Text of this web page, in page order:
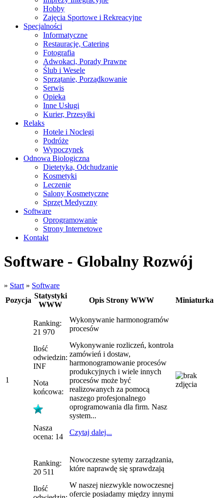
Hobby
Zajęcia Sportowe i Rekreacyjne
Specjalności
Informatyczne
Restauracje, Catering
Fotografia
Adwokaci, Porady Prawne
Ślub i Wesele
Sprzątanie, Porządkowanie
Serwis
Opieka
Inne Usługi
Kurier, Przesyłki
Relaks
Hotele i Noclegi
Podróże
Wypoczynek
Odnowa Biologiczna
Dietetyka, Odchudzanie
Kosmetyki
Leczenie
Salony Kosmetyczne
Sprzęt Medyczny
Software
Oprogramowanie
Strony Internetowe
Kontakt
Software - Globalny Rozwój
» Start » Software
Pozycja
Statystyki
WWW
Opis Strony WWW Miniaturka
1
Ranking:
21 970
Ilość
odwiedzin:
INF
Nota
końcowa:
Nasza
ocena: 14
Wykonywanie harmonogramów
procesów
Wykonywanie rozliczeń, kontrola
zamówień i dostaw,
harmonogramowanie procesów
produkcyjnych i wiele innych
procesów może być
realizowanych za pomocą
naszego profesjonalnego
oprogramowania dla firm. Nasz
system...
Czytaj dalej...
Ranking:
20 511
Ilość
Nowoczesne sytemy zarządzania,
które naprawdę się sprawdzają
W naszej niezwykle nowoczesnej
ofercie posiadamy między innymi